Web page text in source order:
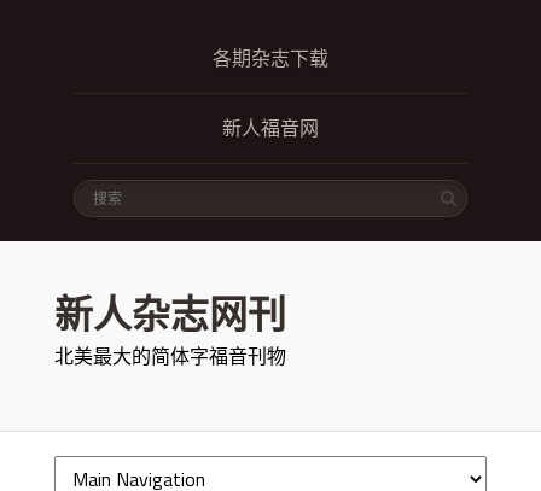
各期杂志下载
新人福音网
新人杂志网刊
北美最大的简体字福音刊物